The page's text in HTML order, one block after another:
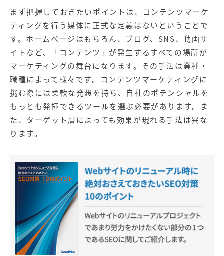
【塾・個別塾業界向け】新規
集客Web広告パッケージ
サイトアクセス増加パッケー
ジ
商圏ねらいうちパッケージ 求人パッケージ
Web制作の製品
WEBプラス
まず把握しておきたいポイントは、コンテンツマーケ
ティングを行う媒体に正式な定義はないということで
す。ホームページはもちろん、ブログ、SNS、動画サ
イトなど、「コンテンツ」が発生するすべての場所が
マーケティングの舞台になります。その手法は業種・
職種によって様々です。コンテンツマーケティングに
挑む際には柔軟な発想を持ち、自社のポテンシャルを
もっとも発揮できるツールを選ぶ必要があります。ま
た、ターゲット層によっても効果が現れる手法は異な
ります。